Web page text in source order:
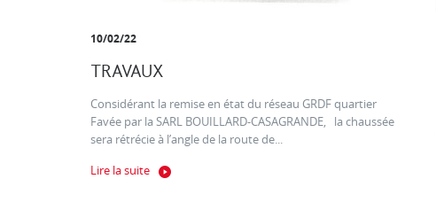
10/02/22
TRAVAUX
Considérant la remise en état du réseau GRDF quartier
Favée par la SARL BOUILLARD-CASAGRANDE, la chaussée
sera rétrécie à l’angle de la route de...
Lire la suite